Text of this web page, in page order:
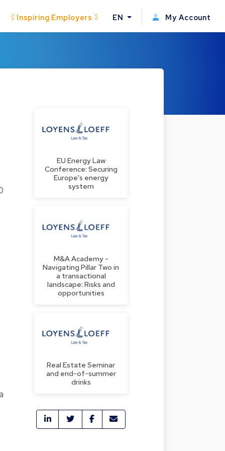
Inspiring Employers EN My Account
EU Energy Law
Conference: Securing
Europe's energy
system
M&A Academy -
Navigating Pillar Two in
a transactional
landscape: Risks and
opportunities
Real Estate Seminar
and end-of-summer
drinks